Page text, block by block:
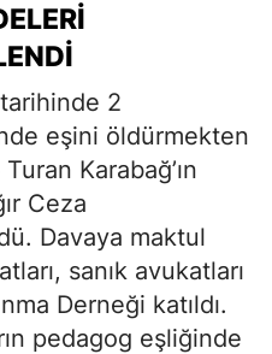
2
eşini öldürmekten
Karabağ’ın
Ceza
Davaya maktul
sanık avukatları
Derneği katıldı.
pedagog eşliğinde